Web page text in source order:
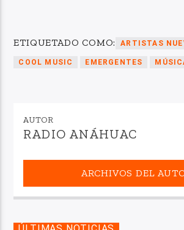
ETIQUETADO COMO: ARTISTAS
COOL MUSIC EMERGENTES
AUTOR
RADIO ANÁHUAC
ARCHIVOS DEL